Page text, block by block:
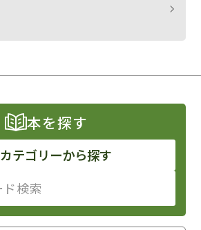
本を探す
カテゴリーから探す